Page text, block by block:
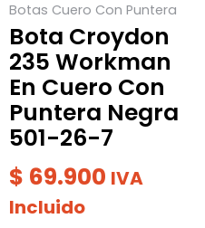
Botas Cuero Con Puntera
Bota Croydon
235 Workman
En Cuero Con
Puntera Negra
501-26-7
$ 69.900 IVA
Incluido
pueden
elegir
en
la
página
de
producto